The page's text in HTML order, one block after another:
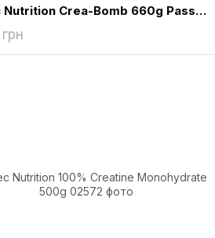
Scitec Nutrition Crea-Bomb 660g Passion Fruit